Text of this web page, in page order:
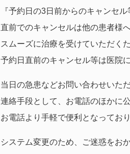
『予約日の3日前からのキャンセ
直前でのキャンセルは他の患者様
スムーズに治療を受けていただく
予約日直前のキャンセル等は医院
当日の急患などお問い合わせいた
連絡手段として、お電話のほかに
お電話より手軽で便利となってお
システム変更のため、ご迷惑をお